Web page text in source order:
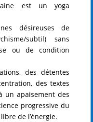
est un yoga
désireuses de
subtil) sans
ou de condition
des détentes
des textes
un apaisement des
progressive du
de l’énergie.